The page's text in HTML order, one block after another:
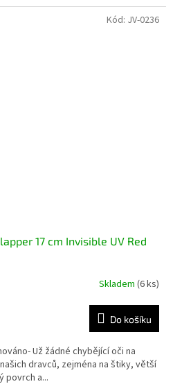
17 cm Invisible UV Red
Skladem (6 ks)
Do košíku
Už žádné chybějící oči na
dravců, zejména na štiky, větší
povrch a...
Kód: JV-0236